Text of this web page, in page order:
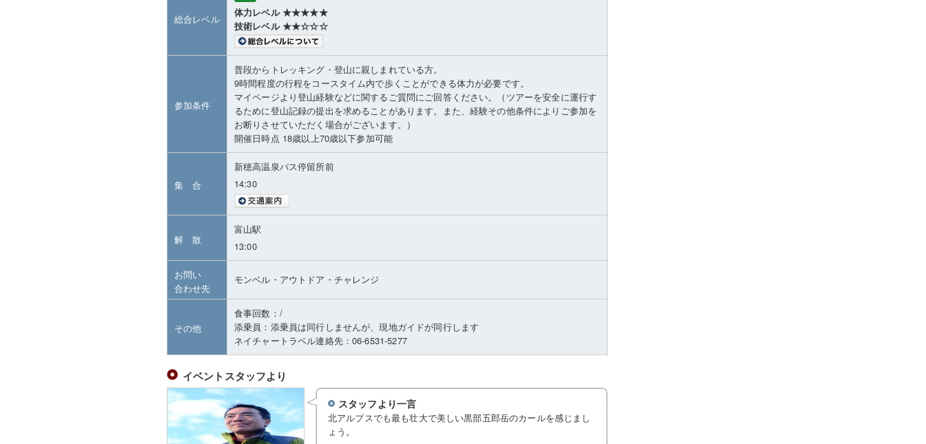
総合レベル
体力レベル ★★★★★
技術レベル ★★☆☆☆
参加条件
普段からトレッキング・登山に親しまれている方。
9時間程度の行程をコースタイム内で歩くことができる体力が必要です。
マイページより登山経験などに関するご質問にご回答ください。（ツアーを安全に運行す
るために登山記録の提出を求めることがあります。また、経験その他条件によりご参加を
お断りさせていただく場合がございます。）
開催日時点 18歳以上70歳以下参加可能
集 合
新穂高温泉バス停留所前
14:30
解 散
富山駅
13:00
お問い
合わせ先
モンベル・アウトドア・チャレンジ
その他
食事回数：/
添乗員：添乗員は同行しませんが、現地ガイドが同行します
ネイチャートラベル連絡先：06-6531-5277
イベントスタッフより
スタッフより一言
北アルプスでも最も壮大で美しい黒部五郎岳のカールを感じまし
ょう。